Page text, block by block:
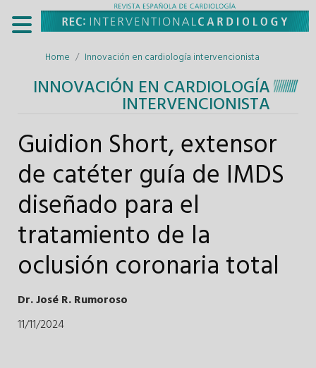
Home Innovación en cardiología intervencionista
INNOVACIÓN EN CARDIOLOGÍA
INTERVENCIONISTA
Guidion Short, extensor
de catéter guía de IMDS
diseñado para el
tratamiento de la
oclusión coronaria total
Dr. José R. Rumoroso
11/11/2024